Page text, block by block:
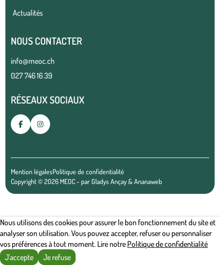
Actualités
NOUS CONTACTER
info@meoc.ch
027 746 16 39
RÉSEAUX SOCIAUX
Mention légalesPolitique de confidentialité
Copyright © 2026 MEOC - parGladys Ançay&Ananaweb
Nous utilisons des cookies pour assurer le bon fonctionnement du site et
analyser son utilisation. Vous pouvez accepter, refuser ou personnaliser
vos préférences à tout moment. Lire notre Politique de confidentialité
J'accepte
Je refuse